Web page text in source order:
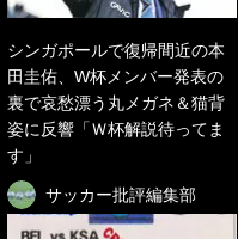
シンガポールで復帰間近の本
田圭佑、W杯メンバー発表の
裏で哀愁漂う丸メガネ＆猫背
姿に反響「Ｗ杯解説待ってま
す」
サッカー批評編集部